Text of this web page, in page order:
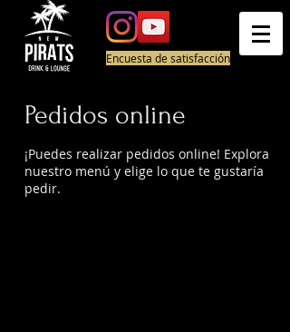
Encuesta de satisfacción
Pedidos online
¡Puedes realizar pedidos online! Explora
nuestro menú y elige lo que te gustaría
pedir.